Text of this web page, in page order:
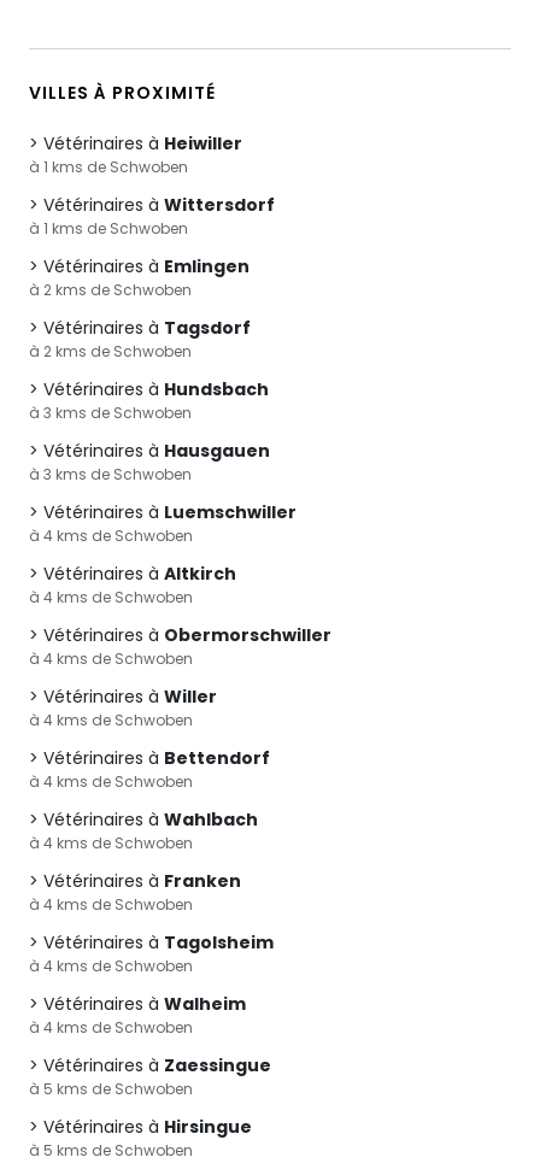
VILLES À PROXIMITÉ
Vétérinaires à Heiwiller
à 1 kms de Schwoben
Vétérinaires à Wittersdorf
à 1 kms de Schwoben
Vétérinaires à Emlingen
à 2 kms de Schwoben
Vétérinaires à Tagsdorf
à 2 kms de Schwoben
Vétérinaires à Hundsbach
à 3 kms de Schwoben
Vétérinaires à Hausgauen
à 3 kms de Schwoben
Vétérinaires à Luemschwiller
à 4 kms de Schwoben
Vétérinaires à Altkirch
à 4 kms de Schwoben
Vétérinaires à Obermorschwiller
à 4 kms de Schwoben
Vétérinaires à Willer
à 4 kms de Schwoben
Vétérinaires à Bettendorf
à 4 kms de Schwoben
Vétérinaires à Wahlbach
à 4 kms de Schwoben
Vétérinaires à Franken
à 4 kms de Schwoben
Vétérinaires à Tagolsheim
à 4 kms de Schwoben
Vétérinaires à Walheim
à 4 kms de Schwoben
Vétérinaires à Zaessingue
à 5 kms de Schwoben
Vétérinaires à Hirsingue
à 5 kms de Schwoben